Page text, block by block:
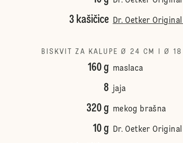
3 kašičice Dr. Oetker
BISKVIT ZA KALUPE Ø 24 CM I Ø 18
160 g maslaca
8 jaja
320 g mekog brašna
10 g Dr. Oetker